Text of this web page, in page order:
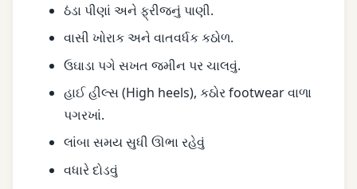
ઠંડા પીણાં અને ફ્રીજનું પાણી.
વાસી ખોરાક અને વાતવર્ધક કઠોળ.
ઉઘાડા પગે સખત જમીન પર ચાલવું.
હાઈ હીલ્સ (High heels), કઠોર footwearવાળા
પગરખાં.
લાંબા સમય સુધી ઊભા રહેવું
વધારે દોડવું